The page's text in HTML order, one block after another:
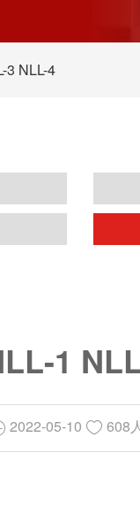
3 NLL-4
1
2022-05-10 608